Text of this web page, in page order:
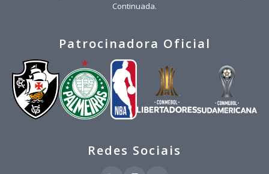
Continuada.
Patrocinadora Oficial
Redes Sociais